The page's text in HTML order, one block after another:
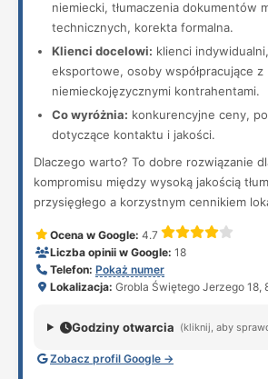
niemiecki, tłumaczenia dokumentów
technicznych, korekta formalna.
Klienci docelowi: klienci
eksportowe, osoby współpracujące z
niemieckojęzycznymi kontrahentami.
Co wyróżnia: konkurencyjne ceny,
dotyczące kontaktu i jakości.
Dlaczego warto? To dobre rozwiązanie
kompromisu między wysoką jakością
przysięgłego a korzystnym cennikiem
Ocena w Google: 4.7
Liczba opinii w Google: 18
Telefon: Pokaż numer
Lokalizacja: Grobla Świętego Jerzego 18,
Godziny otwarcia (kliknij, aby
Zobacz profil Google →